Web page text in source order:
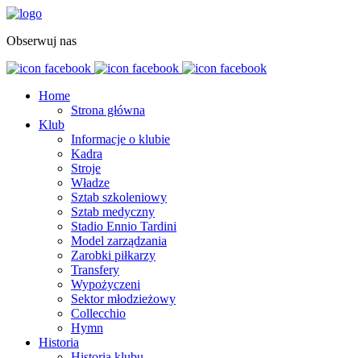
Obserwuj nas
Home
Strona główna
Klub
Informacje o klubie
Kadra
Stroje
Władze
Sztab szkoleniowy
Sztab medyczny
Stadio Ennio Tardini
Model zarządzania
Zarobki piłkarzy
Transfery
Wypożyczeni
Sektor młodzieżowy
Collecchio
Hymn
Historia